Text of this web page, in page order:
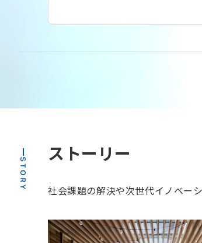
ストーリー
社会課題の解決や次世代イノベー